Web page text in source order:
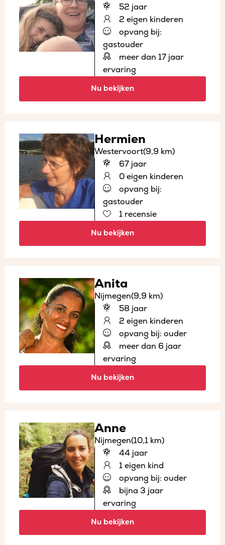
52 jaar
2 eigen kinderen
opvang bij:
gastouder
meer dan 17 jaar
ervaring
Nu bekijken
Hermien
Westervoort(9,9 km)
67 jaar
0 eigen kinderen
opvang bij:
gastouder
1 recensie
Nu bekijken
Anita
Nijmegen(9,9 km)
58 jaar
2 eigen kinderen
opvang bij: ouder
meer dan 6 jaar
ervaring
Nu bekijken
Anne
Nijmegen(10,1 km)
44 jaar
1 eigen kind
opvang bij: ouder
bijna 3 jaar
ervaring
Nu bekijken